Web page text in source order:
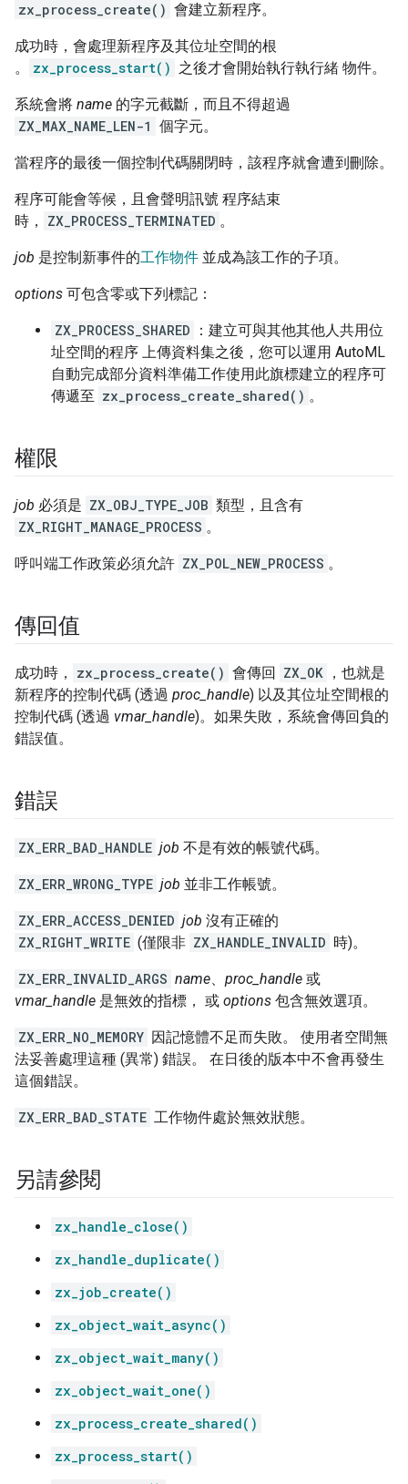
zx_process_create() 會建立新程序。
成功時，會處理新程序及其位址空間的根
。
zx_process_start() 之後才會開始執行執行緒 物件。
系統會將 name 的字元截斷，而且不得超過
ZX_MAX_NAME_LEN-1 個字元。
當程序的最後一個控制代碼關閉時，該程序就會遭到刪除。
程序可能會等候，且會聲明訊號 程序結束
時，
ZX_PROCESS_TERMINATED 。
job 是控制新事件的工作物件 並成為該工作的子項。
options 可包含零或下列標記：
ZX_PROCESS_SHARED
：建立可與其他其他人共用位
址空間的程序 上傳資料集之後，您可以運用 AutoML
自動完成部分資料準備工作使用此旗標建立的程序可
傳遞至 zx_process_create_shared() 。
權限
job 必須是 ZX_OBJ_TYPE_JOB 類型，且含有
ZX_RIGHT_MANAGE_PROCESS 。
呼叫端工作政策必須允許 ZX_POL_NEW_PROCESS 。
傳回值
成功時， zx_process_create() 會傳回 ZX_OK ，也就是
新程序的控制代碼 (透過 proc_handle) 以及其位址空間根的
控制代碼 (透過 vmar_handle)。如果失敗，系統會傳回負的
錯誤值。
錯誤
ZX_ERR_BAD_HANDLE job 不是有效的帳號代碼。
ZX_ERR_WRONG_TYPE job 並非工作帳號。
ZX_ERR_ACCESS_DENIED job 沒有正確的
ZX_RIGHT_WRITE (僅限非 ZX_HANDLE_INVALID 時)。
ZX_ERR_INVALID_ARGS name、 proc_handle 或
vmar_handle 是無效的指標， 或 options 包含無效選項。
ZX_ERR_NO_MEMORY 因記憶體不足而失敗。 使用者空間無
法妥善處理這種 (異常) 錯誤。 在日後的版本中不會再發生
這個錯誤。
ZX_ERR_BAD_STATE 工作物件處於無效狀態。
另請參閱
zx_handle_close()
zx_handle_duplicate()
zx_job_create()
zx_object_wait_async()
zx_object_wait_many()
zx_object_wait_one()
zx_process_create_shared()
zx_process_start()